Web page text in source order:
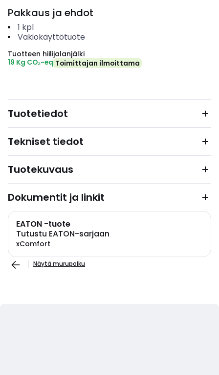
Pakkaus ja ehdot
1 kpl
Vakiokäyttötuote
Tuotteen hiilijalanjälki
19 Kg CO₂-eq Toimittajan ilmoittama
Tuotetiedot
Tekniset tiedot
Tuotekuvaus
Dokumentit ja linkit
EATON -tuote
Tutustu EATON-sarjaan
xComfort
Näytä murupolku